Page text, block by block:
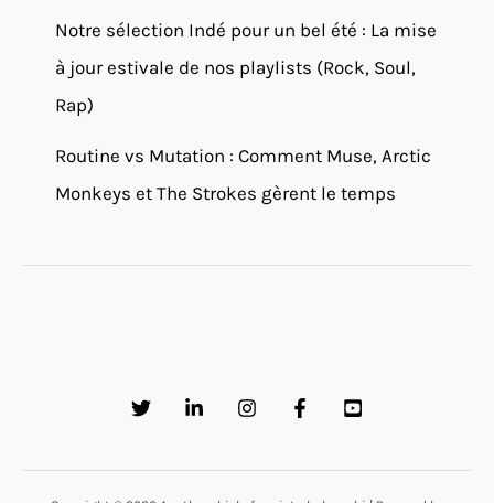
Notre sélection Indé pour un bel été : La mise
à jour estivale de nos playlists (Rock, Soul,
Rap)
Routine vs Mutation : Comment Muse, Arctic
Monkeys et The Strokes gèrent le temps